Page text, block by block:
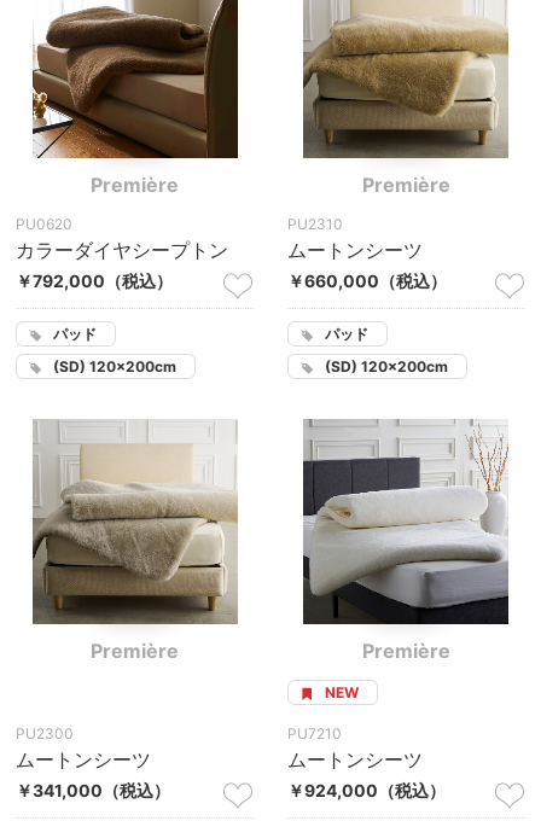
Première
PU0620
カラーダイヤシープトン
￥792,000 （税込）
パッド
(SD) 120×200cm
Première
PU2310
ムートンシーツ
￥660,000 （税込）
パッド
(SD) 120×200cm
Première
PU2300
ムートンシーツ
￥341,000 （税込）
Première
NEW
PU7210
ムートンシーツ
￥924,000 （税込）